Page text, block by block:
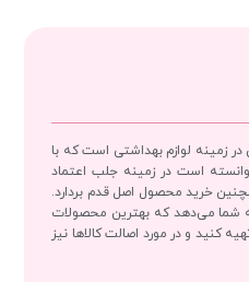
در زمینه لوازم بهداشتی است که با
است در زمینه جلب اعتماد
خرید محصول اصل قدم بردارد.
به شما می‌دهد که بهترین محصولات
کنید و در مورد اصالت کالاها نیز